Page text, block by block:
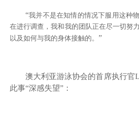
“我并不是在知情的情况下服用这种物
在进行调查，我和我的团队正在尽一切努
以及如何与我的身体接触的。 ”
澳大利亚游泳协会的首席执行官
此事“深感失望”：